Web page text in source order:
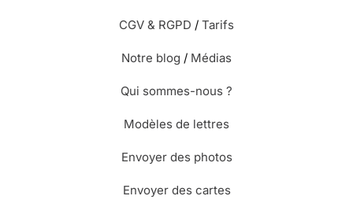
CGV & RGPD / Tarifs
Notre blog / Médias
Qui sommes-nous ?
Modèles de lettres
Envoyer des photos
Envoyer des cartes